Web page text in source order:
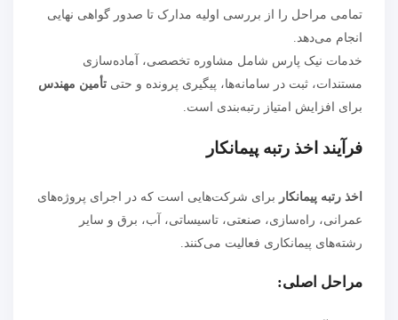
تمامی مراحل را از بررسی اولیه مدارک تا صدور گواهی نهایی
انجام می‌دهد.
خدمات نیک پارس شامل مشاوره تخصصی، آماده‌سازی
مستندات، ثبت در سامانه‌ها، پیگیری پرونده و حتی تأمین مهندس
برای افزایش امتیاز رتبه‌بندی است.
فرآیند اخذ رتبه پیمانکار
اخذ رتبه پیمانکار برای شرکت‌هایی است که در اجرای پروژه‌های
عمرانی، راه‌سازی، صنعتی، تاسیساتی، آب، برق و سایر
رشته‌های پیمانکاری فعالیت می‌کنند.
مراحل اصلی: